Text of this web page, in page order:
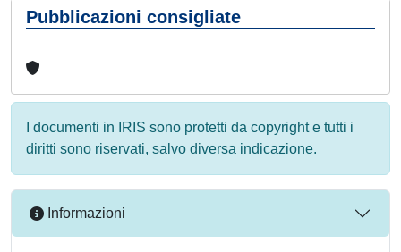
Pubblicazioni consigliate
I documenti in IRIS sono protetti da copyright e tutti i
diritti sono riservati, salvo diversa indicazione.
Informazioni